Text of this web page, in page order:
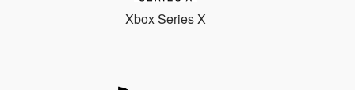
Xbox Series X